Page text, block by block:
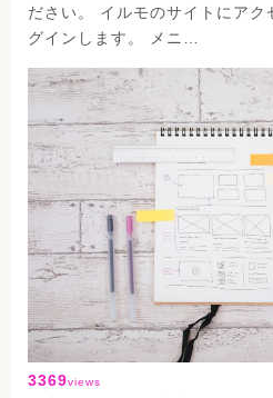
ださい。 イルモのサイトにアク
グインします。 メニ…
3369views